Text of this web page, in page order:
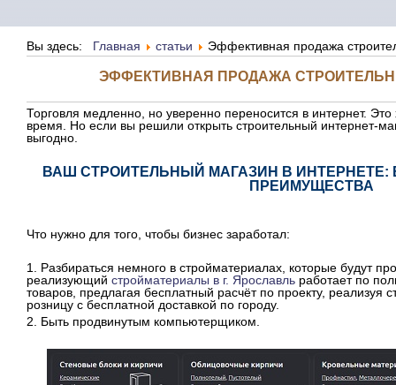
Вы здесь: Главная статьи Эффективная продажа
ЭФФЕКТИВНАЯ ПРОДАЖА
Торговля медленно, но уверенно переносится в интернет.
время. Но если вы решили открыть строительный интернет-
выгодно.
ВАШ СТРОИТЕЛЬНЫЙ МАГАЗИН В
ПРЕИМУЩЕСТВА
Что нужно для того, чтобы бизнес заработал:
1. Разбираться немного в стройматериалах, которые будут
реализующий стройматериалы в г. Ярославль работает по
товаров, предлагая бесплатный расчёт по проекту, реализуя
розницу с бесплатной доставкой по городу.
2. Быть продвинутым компьютерщиком.